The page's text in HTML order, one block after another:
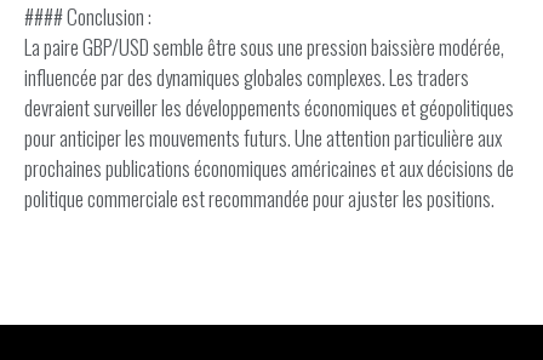
#### Conclusion :
La paire GBP/USD semble être sous une pression baissière modérée,
influencée par des dynamiques globales complexes. Les traders
devraient surveiller les développements économiques et géopolitiques
pour anticiper les mouvements futurs. Une attention particulière aux
prochaines publications économiques américaines et aux décisions de
politique commerciale est recommandée pour ajuster les positions.